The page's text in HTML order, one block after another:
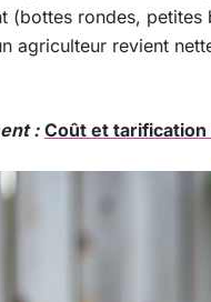
(bottes rondes, petites
agriculteur revient
: Coût et tarification